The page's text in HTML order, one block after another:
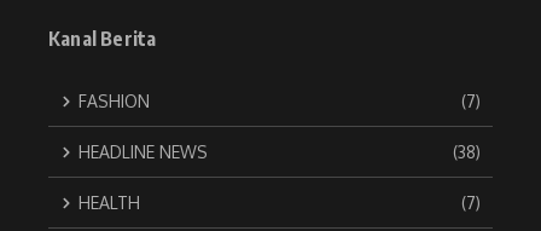
Kanal Berita
FASHION (7)
HEADLINE NEWS (38)
HEALTH (7)